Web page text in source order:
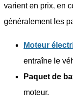
varient en prix, en
généralement les
Moteur
entraîne le
Paquet de
moteur.